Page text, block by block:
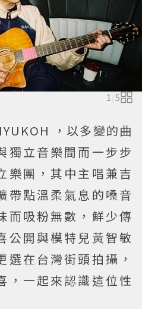
1/5
，以多變的曲
獨立音樂間而一步步
樂團，其中主唱兼吉
帶點溫柔氣息的嗓音
而吸粉無數，鮮少傳
公開與模特兒黃智敏
選在台灣街頭拍攝，
，一起來認識這位性